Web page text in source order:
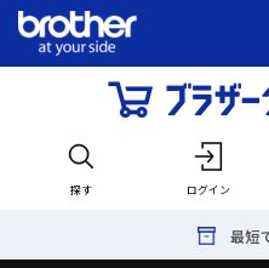
探す ログイン
最短